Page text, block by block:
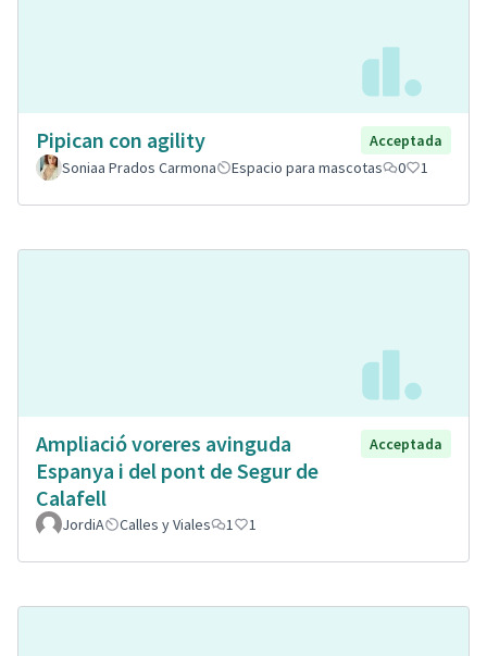
Pipican con agility
Acceptada
Soniaa Prados Carmona
Espacio para mascotas 0 1
Ampliació voreres avinguda
Espanya i del pont de Segur de
Calafell
Acceptada
JordiA Calles y Viales 1 1